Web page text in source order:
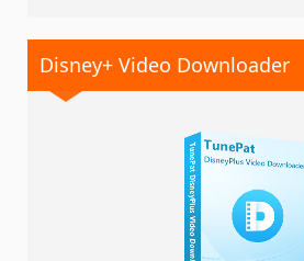
Disney+ Video Downloader